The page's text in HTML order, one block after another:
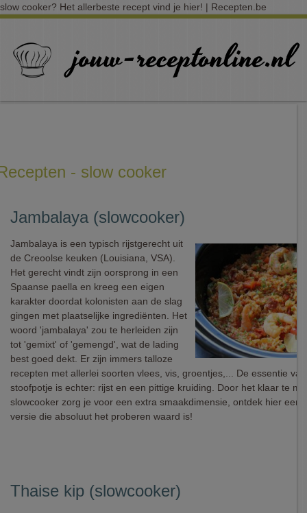
slow cooker? Het allerbeste recept vind je hier! | Recepten.be
- slow cooker
Jambalaya (slowcooker)
Jambalaya is een typisch rijstgerecht uit
de Creoolse keuken (Louisiana, VSA).
Het gerecht vindt zijn oorsprong in een
Spaanse paella en kreeg een eigen
karakter doordat kolonisten aan de slag
gingen met plaatselijke ingrediënten. Het
woord 'jambalaya' zou te herleiden zijn
tot 'gemixt' of 'gemengd', wat de lading
best goed dekt. Er zijn immers talloze
recepten met allerlei soorten vlees, vis, groentjes,... De essentie
stoofpotje is echter: rijst en een pittige kruiding. Door het klaar te
slowcooker zorg je voor een extra smaakdimensie, ontdek hier een
versie die absoluut het proberen waard is!
Thaise kip (slowcooker)